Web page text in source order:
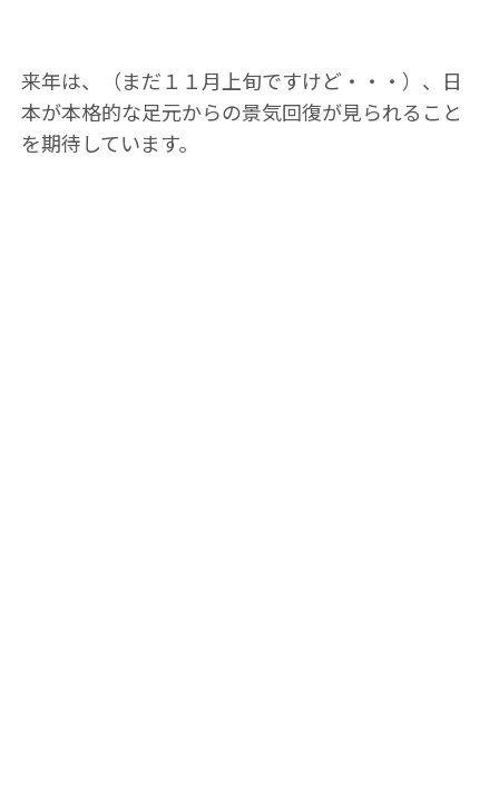
来年は、（まだ１１月上旬ですけど・・・）、日
本が本格的な足元からの景気回復が見られること
を期待しています。